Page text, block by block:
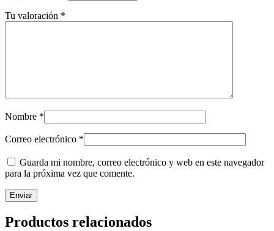
Tu valoración *
Nombre *
Correo electrónico *
Guarda mi nombre, correo electrónico y web en este navegador
para la próxima vez que comente.
Productos relacionados